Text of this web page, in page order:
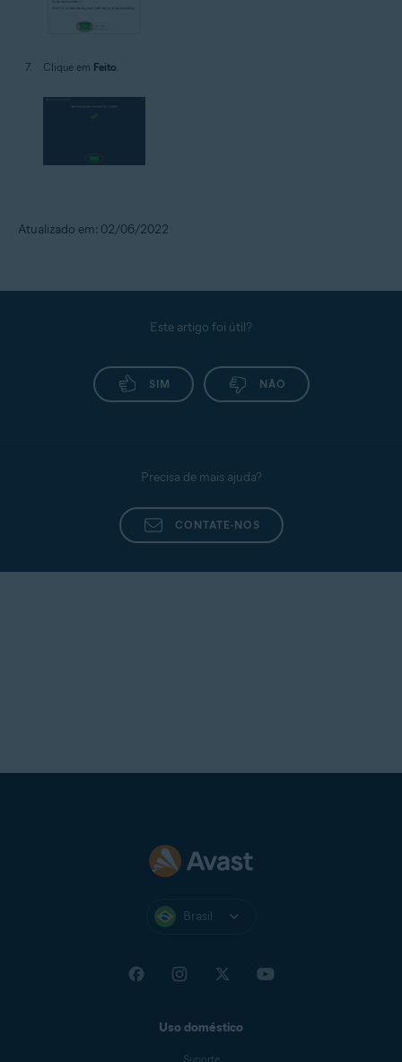
Clique em Feito.
Atualizado em: 02/06/2022
Este artigo foi útil?
SIM NÃO
Precisa de mais ajuda?
CONTATE-NOS
Brasil
Uso doméstico
Suporte